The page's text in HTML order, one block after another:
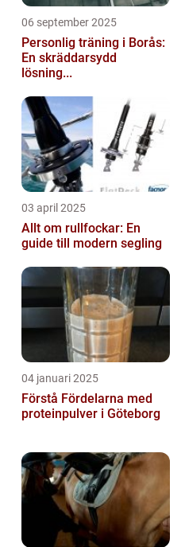
06 september 2025
Personlig träning i Borås:
En skräddarsydd
lösning...
03 april 2025
Allt om rullfockar: En
guide till modern segling
04 januari 2025
Förstå Fördelarna med
proteinpulver i Göteborg